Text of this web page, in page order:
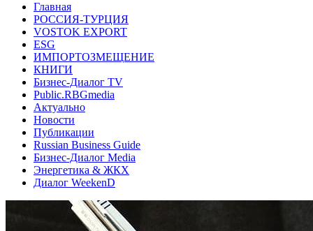
Главная
РОССИЯ-ТУРЦИЯ
VOSTOK EXPORT
ESG
ИМПОРТОЗМЕЩЕНИЕ
КНИГИ
Бизнес-Диалог TV
Public.RBGmedia
Актуально
Новости
Публикации
Russian Business Guide
Бизнес-Диалог Media
Энергетика & ЖКХ
Диалог WeekenD